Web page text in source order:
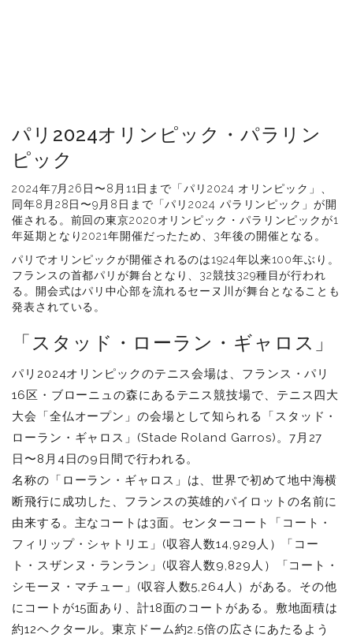
パリ2024オリンピック・パラリン
ピック
2024年7月26日〜8月11日まで「パリ2024 オリンピック」、
同年8月28日〜9月8日まで「パリ2024 パラリンピック」が開
催される。前回の東京2020オリンピック・パラリンピックが1
年延期となり2021年開催だったため、3年後の開催となる。
パリでオリンピックが開催されるのは1924年以来100年ぶり。
フランスの首都パリが舞台となり、32競技329種目が行われ
る。開会式はパリ中心部を流れるセーヌ川が舞台となることも
発表されている。
「スタッド・ローラン・ギャロス」
パリ2024オリンピックのテニス会場は、フランス・パリ
16区・ブローニュの森にあるテニス競技場で、テニス四大
大会「全仏オープン」の会場として知られる「スタッド・
ローラン・ギャロス」(Stade Roland Garros)。7月27
日〜8月4日の9日間で行われる。
名称の「ローラン・ギャロス」は、世界で初めて地中海横
断飛行に成功した、フランスの英雄的パイロットの名前に
由来する。主なコートは3面。センターコート「コート・
フィリップ・シャトリエ」(収容人数14,929人）「コー
ト・スザンヌ・ランラン」(収容人数9,829人）「コート・
シモーヌ・マチュー」(収容人数5,264人）がある。その他
にコートが15面あり、計18面のコートがある。敷地面積は
約12ヘクタール。東京ドーム約2.5倍の広さにあたるよう